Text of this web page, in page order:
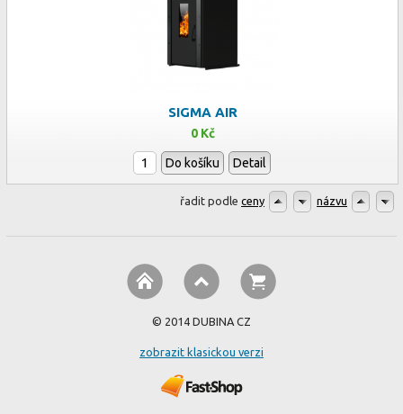
SIGMA AIR
0 Kč
Do košíku Detail
řadit podle ceny názvu
© 2014 DUBINA CZ
zobrazit klasickou verzi